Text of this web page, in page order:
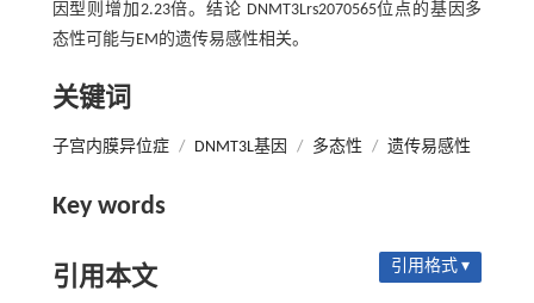
因型则增加2.23倍。结论 DNMT3Lrs2070565位点的基因多
态性可能与EM的遗传易感性相关。
关键词
子宫内膜异位症 / DNMT3L基因 / 多态性 / 遗传易感性
Key words
引用本文 引用格式 ▾